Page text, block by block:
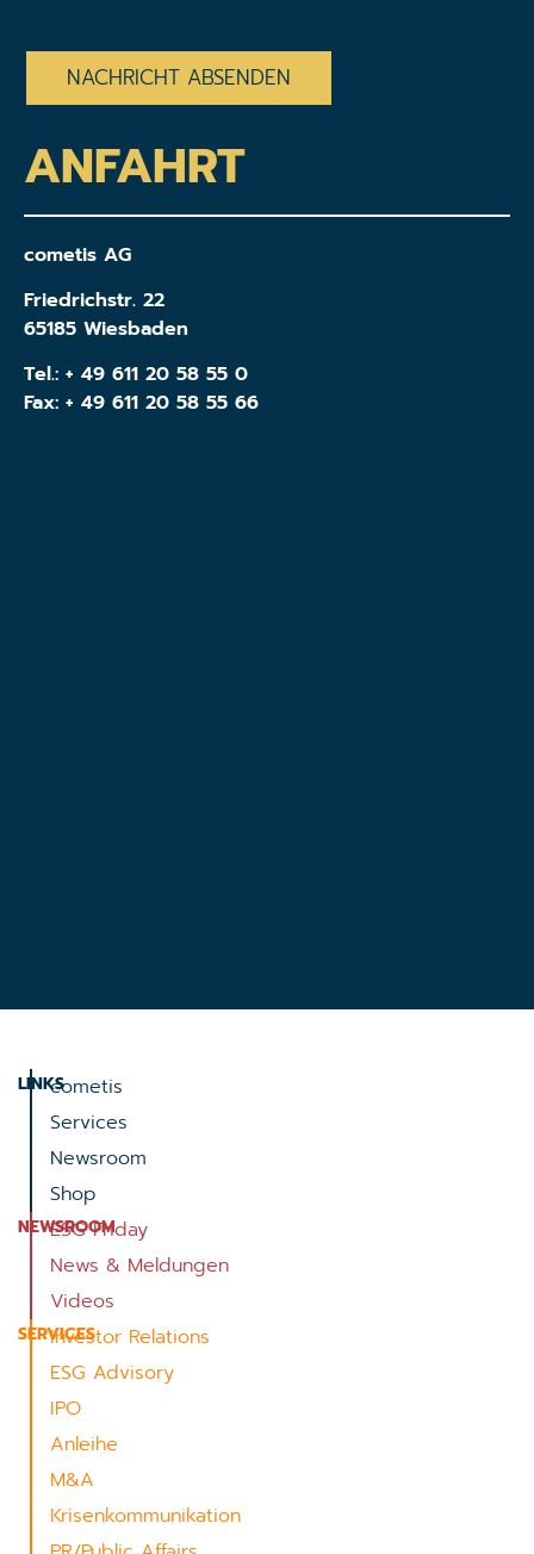
ANFAHRT
cometis AG
Friedrichstr. 22
65185 Wiesbaden
Tel.: + 49 611 20 58 55 0
Fax: + 49 611 20 58 55 66
LINKScometis
Services
Newsroom
Shop
NEWSROOM
ESG Friday
News & Meldungen
Videos
SERVICES
Investor Relations
ESG Advisory
IPO
Anleihe
M&A
Krisenkommunikation